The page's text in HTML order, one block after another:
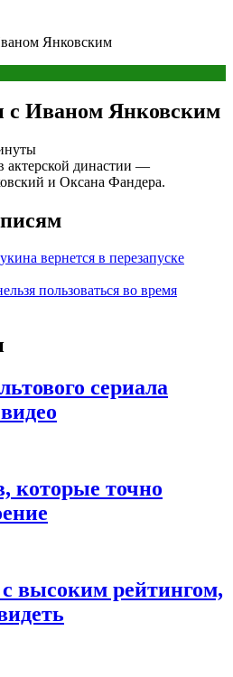
Янковским
с Иваном Янковским
актерской династии —
и Оксана Фандера.
вернется в перезапуске
пользоваться во время
сериала
которые точно
высоким рейтингом,